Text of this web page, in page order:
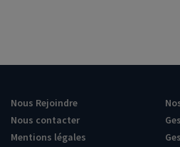
Nous Rejoindre
Nous contacter
Mentions légales